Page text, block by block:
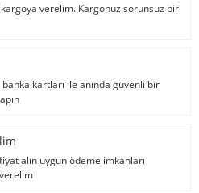
verelim. Kargonuz sorunsuz bir
kartları ile anında güvenli bir
alın uygun ödeme imkanları